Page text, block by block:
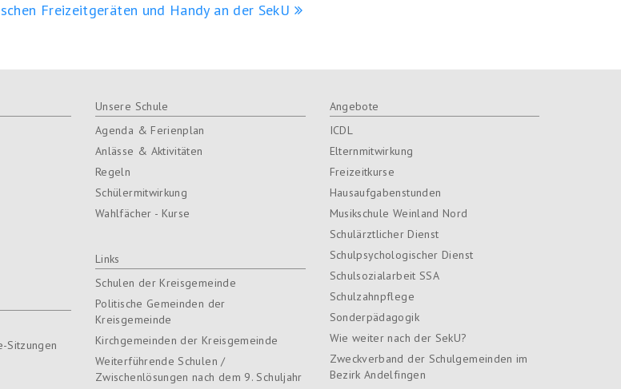
Freizeitgeräten und Handy an der SekU
Sitzungen
Unsere Schule
Agenda & Ferienplan
Anlässe & Aktivitäten
Regeln
Schülermitwirkung
Wahlfächer - Kurse
Links
Schulen der Kreisgemeinde
Politische Gemeinden der
Kreisgemeinde
Kirchgemeinden der Kreisgemeinde
Weiterführende Schulen /
Zwischenlösungen nach dem 9. Schuljahr
Angebote
ICDL
Elternmitwirkung
Freizeitkurse
Hausaufgabenstunden
Musikschule Weinland Nord
Schulärztlicher Dienst
Schulpsychologischer Dienst
Schulsozialarbeit SSA
Schulzahnpflege
Sonderpädagogik
Wie weiter nach der SekU?
Zweckverband der Schulgemeinden im
Bezirk Andelfingen